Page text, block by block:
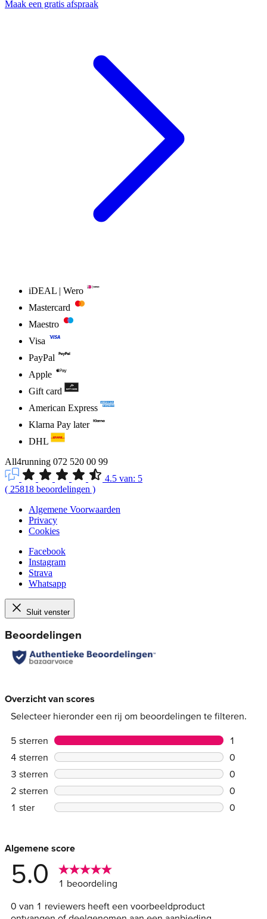
Maak een gratis afspraak
iDEAL | Wero
Mastercard
Maestro
Visa
PayPal
Apple
Gift card
American Express
Klarna Pay later
DHL
All4running 072 520 00 99
4.5 van: 5
( 25818 beoordelingen )
Algemene Voorwaarden
Privacy
Cookies
Facebook
Instagram
Strava
Whatsapp
Sluit venster